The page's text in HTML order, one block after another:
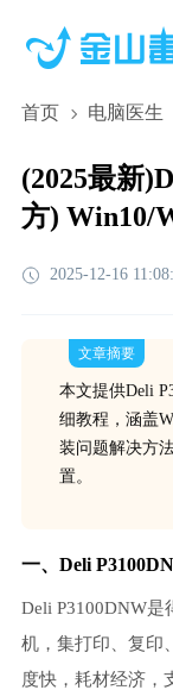
首页 电脑医生
(2025最新
方) Win10/
2025-12-16
文章摘要
本文提供Deli
细教程，涵盖
装问题解决方
置。
一、Deli
Deli P3100DNW
机，集打印、复印
度快，耗材经济，